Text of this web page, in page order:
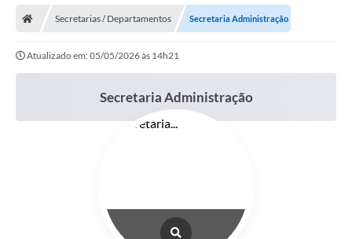
Transparência
Ouvidoria / SIC
Secretarias / Departamentos Secretaria Administração
Atualizado em: 05/05/2026 às 14h21
Secretaria Administração